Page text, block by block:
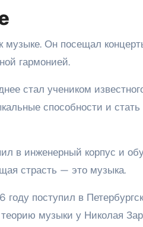
музыке. Он посещал
гармонией.
стал учеником
способности и стать
в инженерный корпус и
страсть — это музыка.
году поступил в
музыки у Николая